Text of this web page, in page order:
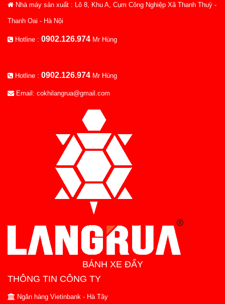
Nhà máy sản xuất : Lô 8, Khu A, Cụm Công Nghiệp Xã Thanh Thuỳ -
Thanh Oai - Hà Nội
Hotline : 0902.126.974 Mr Hùng
Hotline : 0902.126.974 Mr Hùng
Email: cokhilangrua@gmail.com
BÁNH XE ĐẨY
THÔNG TIN CÔNG TY
Ngân hàng Vietinbank - Hà Tây